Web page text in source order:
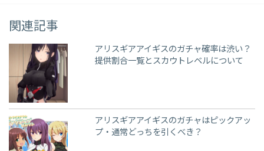
関連記事
アリスギアアイギスのガチャ確率は渋い？
提供割合一覧とスカウトレベルについて
アリスギアアイギスのガチャはピックアッ
プ・通常どっちを引くべき？